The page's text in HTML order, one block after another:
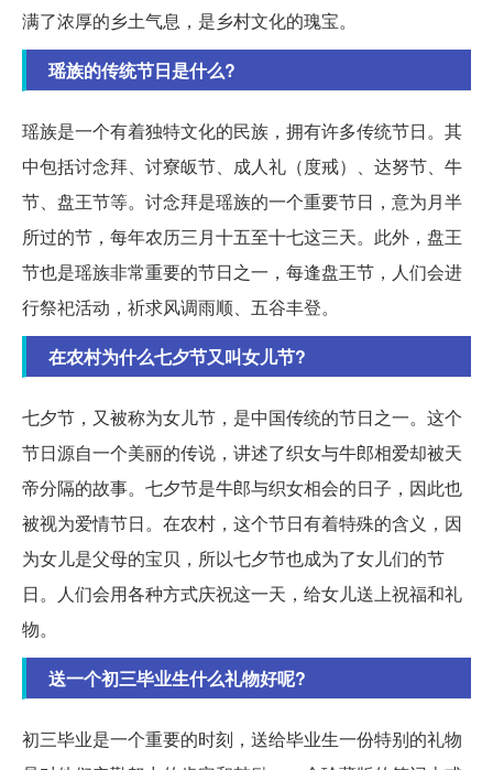
满了浓厚的乡土气息，是乡村文化的瑰宝。
瑶族的传统节日是什么?
瑶族是一个有着独特文化的民族，拥有许多传统节日。其
中包括讨念拜、讨寮皈节、成人礼（度戒）、达努节、牛
节、盘王节等。讨念拜是瑶族的一个重要节日，意为月半
所过的节，每年农历三月十五至十七这三天。此外，盘王
节也是瑶族非常重要的节日之一，每逢盘王节，人们会进
行祭祀活动，祈求风调雨顺、五谷丰登。
在农村为什么七夕节又叫女儿节?
七夕节，又被称为女儿节，是中国传统的节日之一。这个
节日源自一个美丽的传说，讲述了织女与牛郎相爱却被天
帝分隔的故事。七夕节是牛郎与织女相会的日子，因此也
被视为爱情节日。在农村，这个节日有着特殊的含义，因
为女儿是父母的宝贝，所以七夕节也成为了女儿们的节
日。人们会用各种方式庆祝这一天，给女儿送上祝福和礼
物。
送一个初三毕业生什么礼物好呢?
初三毕业是一个重要的时刻，送给毕业生一份特别的礼物